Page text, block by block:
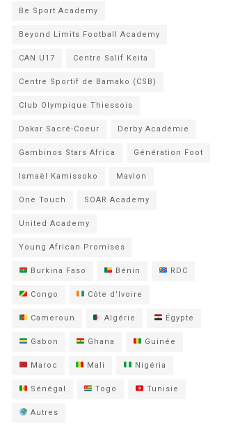
Be Sport Academy
Beyond Limits Football Academy
CAN U17 Centre Salif Keita
Centre Sportif de Bamako (CSB)
Club Olympique Thiessois
Dakar Sacré-Coeur Derby Académie
Gambinos Stars Africa Génération Foot
Ismaël Kamissoko Mavlon
One Touch SOAR Academy
United Academy
Young African Promises
Burkina Faso Bénin RDC
Congo Côte d'Ivoire
Cameroun Algérie Égypte
Gabon Ghana Guinée
Maroc Mali Nigéria
Sénégal Togo Tunisie
Autres